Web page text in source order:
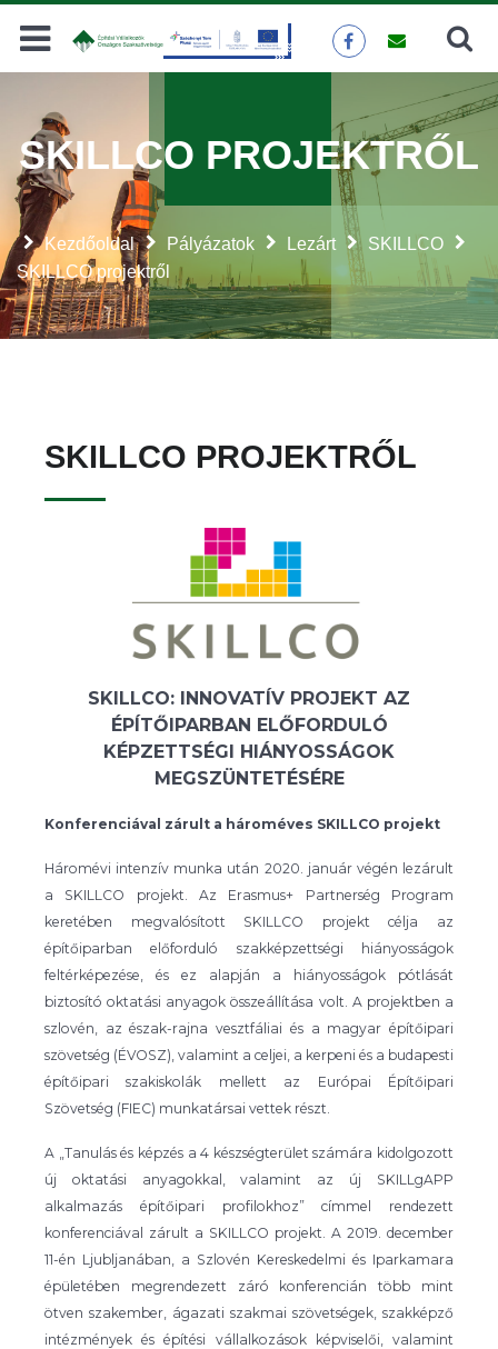
Keresés
Kezdőoldal Pályázatok Lezárt
SKILLCO
SKILLCO projektről
SKILLCO PROJEKTRŐL
SKILLCO PROJEKTRŐL
SKILLCO: INNOVATÍV PROJEKT AZ
ÉPÍTŐIPARBAN ELŐFORDULÓ
KÉPZETTSÉGI HIÁNYOSSÁGOK
MEGSZÜNTETÉSÉRE
Konferenciával zárult a hároméves SKILLCO projekt
Háromévi intenzív munka után 2020. január végén lezárult
a SKILLCO projekt. Az Erasmus+ Partnerség Program
keretében megvalósított SKILLCO projekt célja az
építőiparban előforduló szakképzettségi hiányosságok
feltérképezése, és ez alapján a hiányosságok pótlását
biztosító oktatási anyagok összeállítása volt. A projektben a
szlovén, az észak-rajna vesztfáliai és a magyar építőipari
szövetség (ÉVOSZ), valamint a celjei, a kerpeni és a budapesti
építőipari szakiskolák mellett az Európai Építőipari
Szövetség (FIEC) munkatársai vettek részt.
A „Tanulás és képzés a 4 készségterület számára kidolgozott
új oktatási anyagokkal, valamint az új SKILLgAPP
alkalmazás építőipari profilokhoz” címmel rendezett
konferenciával zárult a SKILLCO projekt. A 2019. december
11-én Ljubljanában, a Szlovén Kereskedelmi és Iparkamara
épületében megrendezett záró konferencián több mint
ötven szakember, ágazati szakmai szövetségek, szakképző
intézmények és építési vállalkozások képviselői, valamint